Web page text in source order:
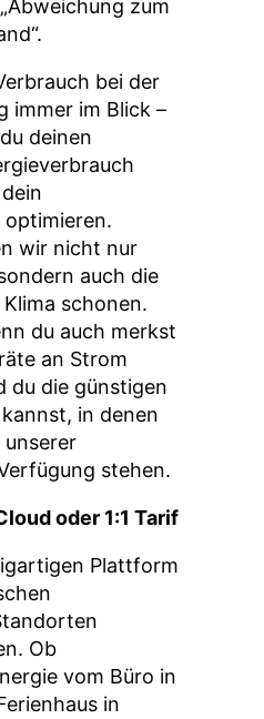
zum
bei der
immer im Blick –
deinen
wir nicht nur
auch die
schonen.
du auch merkst
an Strom
du die günstigen
in denen
stehen.
oder 1:1 Tarif
Plattform
Ob
vom Büro in
in